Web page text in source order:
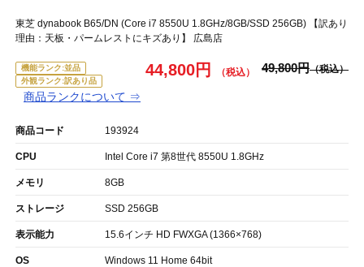
東芝 dynabook B65/DN (Core i7 8550U 1.8GHz/8GB/SSD 256GB) 【訳あり
理由：天板・パームレストにキズあり】 広島店
機能ランク:並品
外観ランク:訳あり品
商品ランクについて ⇒
44,800円 49,800円
商品コード 193924
CPU Intel Core i7 第8世代 8550U 1.8GHz
メモリ 8GB
ストレージ SSD 256GB
表示能力 15.6インチ HD FWXGA (1366×768)
OS Windows 11 Home 64bit